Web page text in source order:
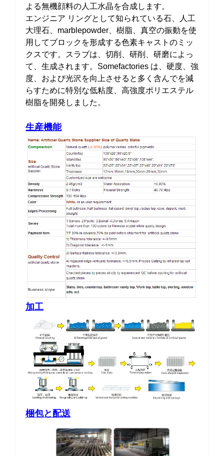
よる無機顔料の人工水晶を合成します。
エンジニア リングとして知られている石、人工
大理石、marblepowder、樹脂、真空の振動を使
用してブロックを形成する色素キャストのミッ
クスです。スラブは、切削、研削、研磨によっ
て、生成されます。Somefactories は、硬度、強
度、および光沢を向上させると多く含んでを減
らすために特別な低粘度、高強度ポリエステル
樹脂を開発しました。
生産機能
加工
梱包と配送